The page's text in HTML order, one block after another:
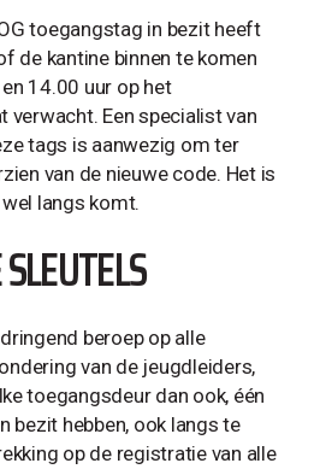
toegangstag in bezit heeft
de kantine binnen te komen
14.00 uur op het
Een specialist van
tags is aanwezig om ter
van de nieuwe code. Het is
langs komt.
beroep op alle
van de jeugdleiders,
toegangsdeur dan ook, één
bezit hebben, ook langs te
op de registratie van alle